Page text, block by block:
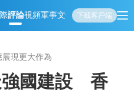
評論視頻軍事文化 娛樂生活教育體
下載客戶端
現更大作為
強國建設 香